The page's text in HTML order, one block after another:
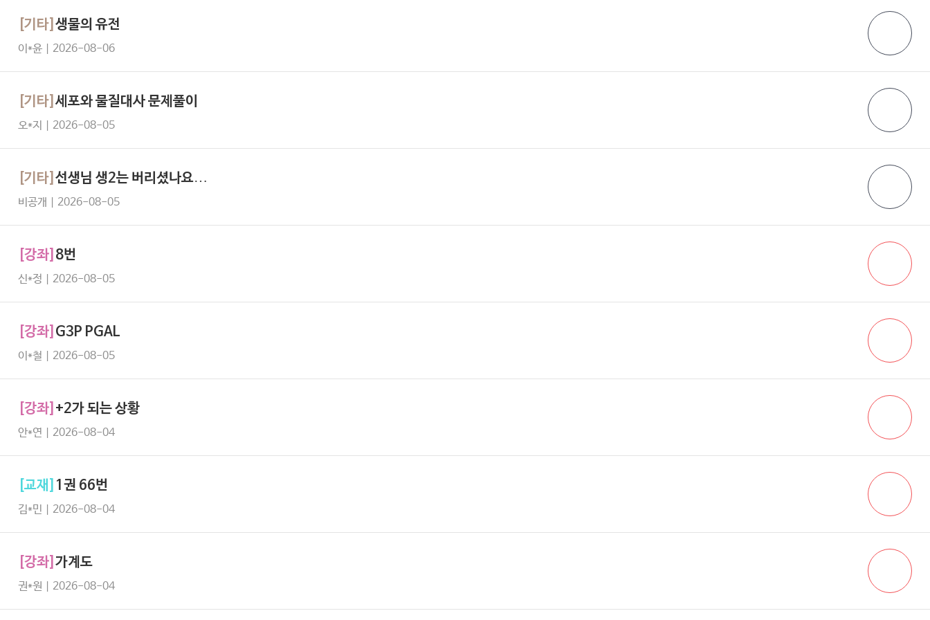
[기타] 생물의 유전
이*윤 | 2026-08-06
[기타] 세포와 물질대사 문제풀이
오*지 | 2026-08-05
[기타] 선생님 생2는 버리셨나요…
비공개 | 2026-08-05
[강좌] 8번
신*정 | 2026-08-05
[강좌] G3P PGAL
이*철 | 2026-08-05
[강좌] +2가 되는 상황
안*연 | 2026-08-04
[교재] 1권 66번
김*민 | 2026-08-04
[강좌] 가계도
권*원 | 2026-08-04